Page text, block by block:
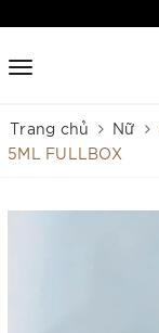
Trang chủ Nữ
5ML FULLBOX